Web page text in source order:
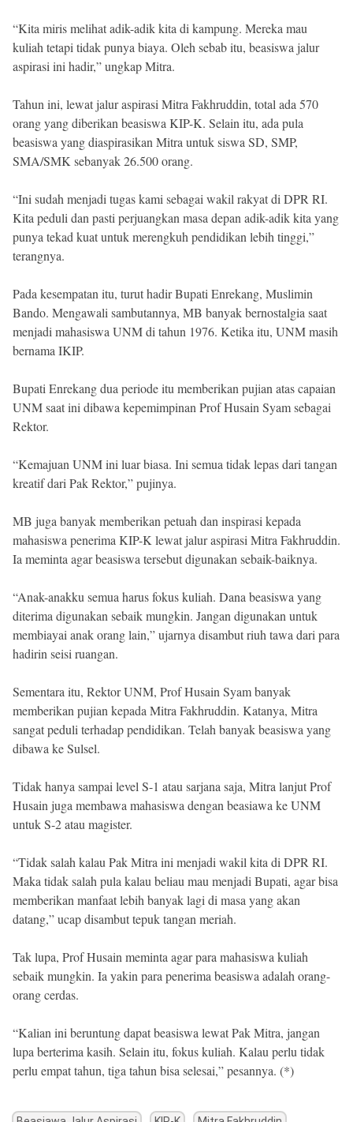
“Kita miris melihat adik-adik kita di kampung. Mereka mau
kuliah tetapi tidak punya biaya. Oleh sebab itu, beasiswa jalur
aspirasi ini hadir,” ungkap Mitra.
Tahun ini, lewat jalur aspirasi Mitra Fakhruddin, total ada 570
orang yang diberikan beasiswa KIP-K. Selain itu, ada pula
beasiswa yang diaspirasikan Mitra untuk siswa SD, SMP,
SMA/SMK sebanyak 26.500 orang.
“Ini sudah menjadi tugas kami sebagai wakil rakyat di DPR RI.
Kita peduli dan pasti perjuangkan masa depan adik-adik kita yang
punya tekad kuat untuk merengkuh pendidikan lebih tinggi,”
terangnya.
Pada kesempatan itu, turut hadir Bupati Enrekang, Muslimin
Bando. Mengawali sambutannya, MB banyak bernostalgia saat
menjadi mahasiswa UNM di tahun 1976. Ketika itu, UNM masih
bernama IKIP.
Bupati Enrekang dua periode itu memberikan pujian atas capaian
UNM saat ini dibawa kepemimpinan Prof Husain Syam sebagai
Rektor.
“Kemajuan UNM ini luar biasa. Ini semua tidak lepas dari tangan
kreatif dari Pak Rektor,” pujinya.
MB juga banyak memberikan petuah dan inspirasi kepada
mahasiswa penerima KIP-K lewat jalur aspirasi Mitra Fakhruddin.
Ia meminta agar beasiswa tersebut digunakan sebaik-baiknya.
“Anak-anakku semua harus fokus kuliah. Dana beasiswa yang
diterima digunakan sebaik mungkin. Jangan digunakan untuk
membiayai anak orang lain,” ujarnya disambut riuh tawa dari para
hadirin seisi ruangan.
Sementara itu, Rektor UNM, Prof Husain Syam banyak
memberikan pujian kepada Mitra Fakhruddin. Katanya, Mitra
sangat peduli terhadap pendidikan. Telah banyak beasiswa yang
dibawa ke Sulsel.
Tidak hanya sampai level S-1 atau sarjana saja, Mitra lanjut Prof
Husain juga membawa mahasiswa dengan beasiawa ke UNM
untuk S-2 atau magister.
“Tidak salah kalau Pak Mitra ini menjadi wakil kita di DPR RI.
Maka tidak salah pula kalau beliau mau menjadi Bupati, agar bisa
memberikan manfaat lebih banyak lagi di masa yang akan
datang,” ucap disambut tepuk tangan meriah.
Tak lupa, Prof Husain meminta agar para mahasiswa kuliah
sebaik mungkin. Ia yakin para penerima beasiswa adalah orang-
orang cerdas.
“Kalian ini beruntung dapat beasiswa lewat Pak Mitra, jangan
lupa berterima kasih. Selain itu, fokus kuliah. Kalau perlu tidak
perlu empat tahun, tiga tahun bisa selesai,” pesannya. (*)